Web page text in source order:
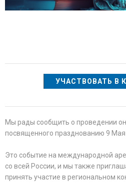
УЧАСТВОВАТЬ В
Мы рады сообщить о проведении
посвященного празднованию 9
Это событие на международной
со всей России, и мы также
принять участие в региональном